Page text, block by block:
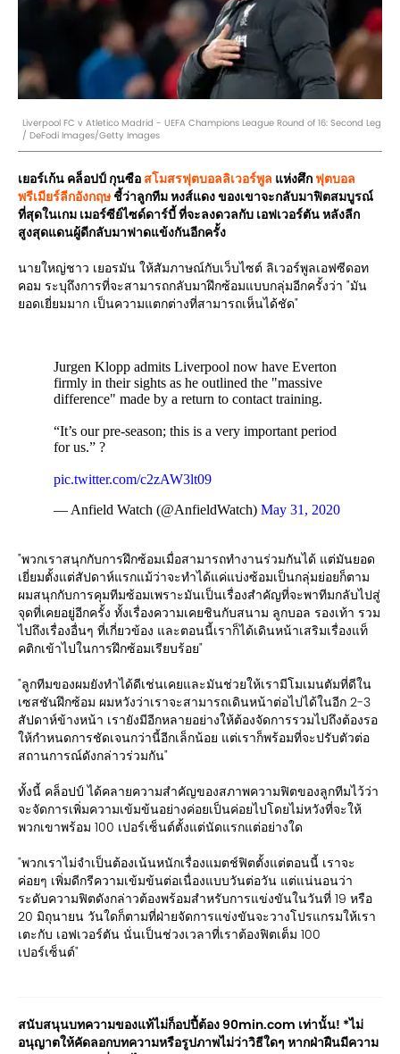
Liverpool FC v Atletico Madrid - UEFA Champions League Round of 16: Second Leg
/ DeFodi Images/Getty Images
เยอร์เก้น คล็อปป์ กุนซือ สโมสรฟุตบอลลิเวอร์พูล แห่งศึก ฟุตบอล
พรีเมียร์ลีกอังกฤษชี้ว่าลูกทีม หงส์แดง ของเขาจะกลับมาฟิตสมบูรณ์
ที่สุดในเกม เมอร์ซีย์ไซด์ดาร์บี้ ที่จะลงดวลกับ เอฟเวอร์ตัน หลังลีก
สูงสุดแดนผู้ดีกลับมาฟาดแข้งกันอีกครั้ง
นายใหญ่ชาว เยอรมัน ให้สัมภาษณ์กับเว็บไซต์ ลิเวอร์พูลเอฟซีดอท
คอม ระบุถึงการที่จะสามารถกลับมาฝึกซ้อมแบบกลุ่มอีกครั้งว่า "มัน
ยอดเยี่ยมมาก เป็นความแตกต่างที่สามารถเห็นได้ชัด"
Jurgen Klopp admits Liverpool now have Everton
firmly in their sights as he outlined the "massive
difference" made by a return to contact training.
“It’s our pre-season; this is a very important period
for us.” ?
pic.twitter.com/c2zAW3lt09
— Anfield Watch (@AnfieldWatch) May 31, 2020
"พวกเราสนุกกับการฝึกซ้อมเมื่อสามารถทำงานร่วมกันได้ แต่มันยอด
เยี่ยมตั้งแต่สัปดาห์แรกแม้ว่าจะทำได้แค่แบ่งซ้อมเป็นกลุ่มย่อยก็ตาม
ผมสนุกกับการคุมทีมซ้อมเพราะมันเป็นเรื่องสำคัญที่จะพาทีมกลับไปสู่
จุดที่เคยอยู่อีกครั้ง ทั้งเรื่องความเคยชินกับสนาม ลูกบอล รองเท้า รวม
ไปถึงเรื่องอื่นๆ ที่เกี่ยวข้อง และตอนนี้เราก็ได้เดินหน้าเสริมเรื่องแท็
คติกเข้าไปในการฝึกซ้อมเรียบร้อย"
"ลูกทีมของผมยังทำได้ดีเช่นเคยและมันช่วยให้เรามีโมเมนตัมที่ดีใน
เซสชันฝึกซ้อม ผมหวังว่าเราจะสามารถเดินหน้าต่อไปได้ในอีก 2-3
สัปดาห์ข้างหน้า เรายังมีอีกหลายอย่างให้ต้องจัดการรวมไปถึงต้องรอ
ให้กำหนดการชัดเจนกว่านี้อีกเล็กน้อย แต่เราก็พร้อมที่จะปรับตัวต่อ
สถานการณ์ดังกล่าวร่วมกัน"
ทั้งนี้ คล็อปป์ ได้คลายความสำคัญของสภาพความฟิตของลูกทีมไว้ว่า
จะจัดการเพิ่มความเข้มข้นอย่างค่อยเป็นค่อยไปโดยไม่หวังที่จะให้
พวกเขาพร้อม 100 เปอร์เซ็นต์ตั้งแต่นัดแรกแต่อย่างใด
"พวกเราไม่จำเป็นต้องเน้นหนักเรื่องแมตช์ฟิตตั้งแต่ตอนนี้ เราจะ
ค่อยๆ เพิ่มดีกรีความเข้มข้นต่อเนื่องแบบวันต่อวัน แต่แน่นอนว่า
ระดับความฟิตดังกล่าวต้องพร้อมสำหรับการแข่งขันในวันที่ 19 หรือ
20 มิถุนายน วันใดก็ตามที่ฝ่ายจัดการแข่งขันจะวางโปรแกรมให้เรา
เตะกับ เอฟเวอร์ตัน นั่นเป็นช่วงเวลาที่เราต้องฟิตเต็ม 100
เปอร์เซ็นต์"
สนับสนุนบทความของแท้ไม่ก็อปปี้ต้อง 90min.com เท่านั้น! *ไม่
อนุญาตให้คัดลอกบทความหรือรูปภาพไม่ว่าวิธีใดๆ หากฝ่าฝืนมีความ